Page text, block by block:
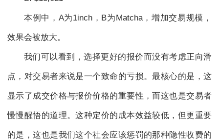
本例中，A为1inch，B为Matcha，增加交易规模，
效果会被放大。
我们可以看到，选择更好的报价而没有考虑正向滑
点，对交易者来说是一个致命的亏损。最核心的是，这
显示了成交价格与报价价格的重要性，而这也是交易者
慢慢醒悟的道理。这种定价的成本效益较低，但更重要
的是，这也是我们这个社会应该惩罚的那种隐性收费的